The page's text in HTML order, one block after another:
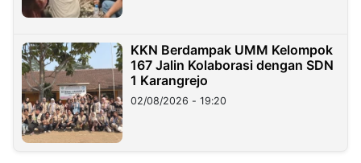
KKN Berdampak UMM Kelompok
167 Jalin Kolaborasi dengan SDN
1 Karangrejo
02/08/2026 - 19:20